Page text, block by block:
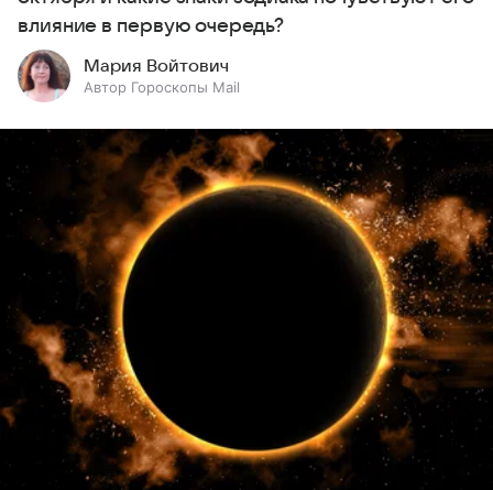
влияние в первую очередь?
Мария Войтович
Автор Гороскопы Mail